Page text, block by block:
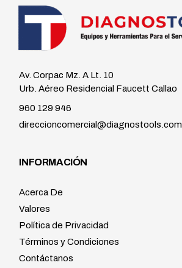
Av. Corpac Mz. A Lt. 10
Urb. Aéreo Residencial Faucett Callao
960 129 946
direccioncomercial@diagnostools.com
INFORMACIÓN
Acerca De
Valores
Política de Privacidad
Términos y Condiciones
Contáctanos